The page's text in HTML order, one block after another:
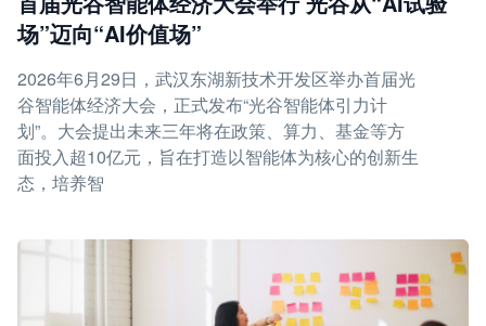
场”迈向“AI价值场”
2026年6月29日，武汉东湖新技术开发区举办首届光
谷智能体经济大会，正式发布“光谷智能体引力计
划”。大会提出未来三年将在政策、算力、基金等方
面投入超10亿元，旨在打造以智能体为核心的创新生
态，培养智